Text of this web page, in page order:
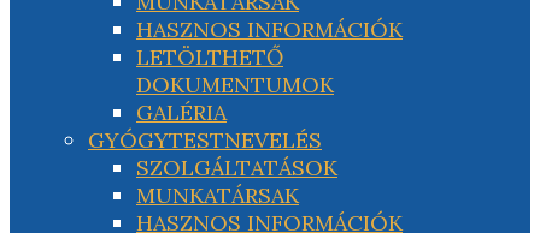
HASZNOS INFORMÁCIÓK
LETÖLTHETŐ
DOKUMENTUMOK
GALÉRIA
GYÓGYTESTNEVELÉS
SZOLGÁLTATÁSOK
MUNKATÁRSAK
HASZNOS INFORMÁCIÓK